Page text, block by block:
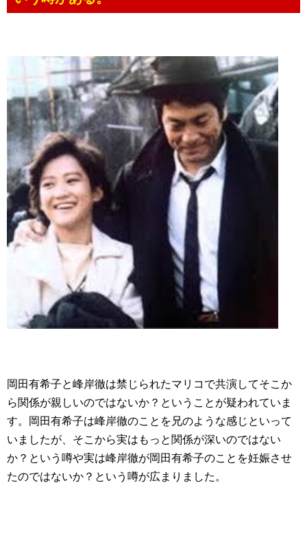
岡田有希子と峰岸徹は禁じられたマリコで共演してそこか
ら関係が親しいのではないか？ということが疑われていま
す。岡田有希子は峰岸徹のことを兄のような感じといって
いましたが、そこから実はもっと関係が深いのではない
か？という噂や実は峰岸徹が岡田有希子のことを妊娠させ
たのではないか？という噂が広まりました。